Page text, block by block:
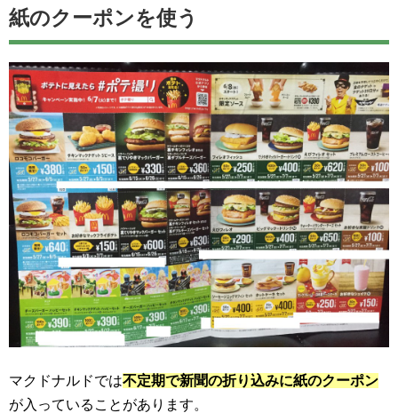
紙のクーポンを使う
マクドナルドでは不定期で新聞の折り込みに紙のクーポン
が入っていることがあります。